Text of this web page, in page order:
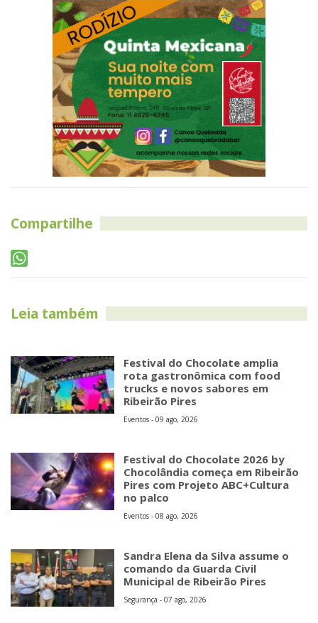
Compartilhe
Leia também
Festival do Chocolate amplia
rota gastronômica com food
trucks e novos sabores em
Ribeirão Pires
Eventos - 09 ago, 2026
Festival do Chocolate 2026 by
Chocolândia começa em Ribeirão
Pires com Projeto ABC+Cultura
no palco
Eventos - 08 ago, 2026
Sandra Elena da Silva assume o
comando da Guarda Civil
Municipal de Ribeirão Pires
Segurança - 07 ago, 2026